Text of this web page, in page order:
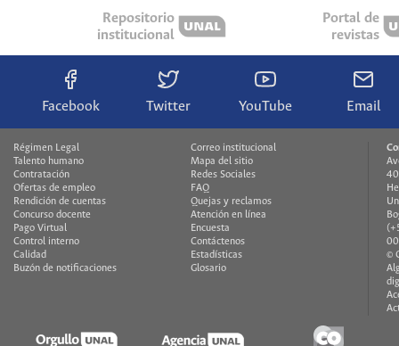
Repositorio
institucional
Portal de
revistas
Facebook Twitter YouTube Email
Régimen Legal
Talento humano
Contratación
Ofertas de empleo
Rendición de cuentas
Concurso docente
Pago Virtual
Control interno
Calidad
Buzón de notificaciones
Correo institucional
Mapa del sitio
Redes Sociales
FAQ
Quejas y reclamos
Atención en línea
Encuesta
Contáctenos
Estadísticas
Glosario
©